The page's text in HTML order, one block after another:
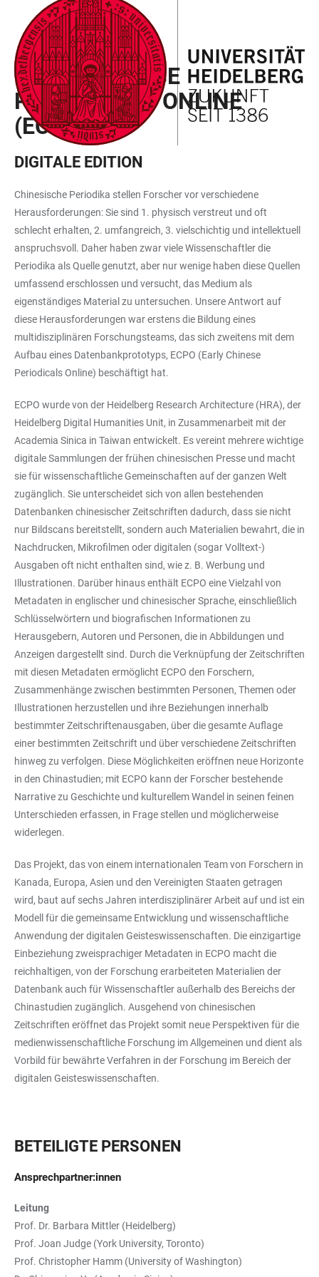
LINKS
ZUR
BARRIEREFREIHEIT
ZUM
HAUPTINHALT
HAUPTNAVIGATION
ÖFFNEN
WEBSEITENSUCHE
ÖFFNEN
EARLY CHINESE
PERIODICALS ONLINE
(ECPO)
DIGITALE EDITION
Chinesische Periodika stellen Forscher vor verschiedene
Herausforderungen: Sie sind 1. physisch verstreut und oft
schlecht erhalten, 2. umfangreich, 3. vielschichtig und intellektuell
anspruchsvoll. Daher haben zwar viele Wissenschaftler die
Periodika als Quelle genutzt, aber nur wenige haben diese Quellen
umfassend erschlossen und versucht, das Medium als
eigenständiges Material zu untersuchen. Unsere Antwort auf
diese Herausforderungen war erstens die Bildung eines
multidisziplinären Forschungsteams, das sich zweitens mit dem
Aufbau eines Datenbankprototyps, ECPO (Early Chinese
Periodicals Online) beschäftigt hat.
ECPO wurde von der Heidelberg Research Architecture (HRA), der
Heidelberg Digital Humanities Unit, in Zusammenarbeit mit der
Academia Sinica in Taiwan entwickelt. Es vereint mehrere wichtige
digitale Sammlungen der frühen chinesischen Presse und macht
sie für wissenschaftliche Gemeinschaften auf der ganzen Welt
zugänglich. Sie unterscheidet sich von allen bestehenden
Datenbanken chinesischer Zeitschriften dadurch, dass sie nicht
nur Bildscans bereitstellt, sondern auch Materialien bewahrt, die in
Nachdrucken, Mikrofilmen oder digitalen (sogar Volltext-)
Ausgaben oft nicht enthalten sind, wie z. B. Werbung und
Illustrationen. Darüber hinaus enthält ECPO eine Vielzahl von
Metadaten in englischer und chinesischer Sprache, einschließlich
Schlüsselwörtern und biografischen Informationen zu
Herausgebern, Autoren und Personen, die in Abbildungen und
Anzeigen dargestellt sind. Durch die Verknüpfung der Zeitschriften
mit diesen Metadaten ermöglicht ECPO den Forschern,
Zusammenhänge zwischen bestimmten Personen, Themen oder
Illustrationen herzustellen und ihre Beziehungen innerhalb
bestimmter Zeitschriftenausgaben, über die gesamte Auflage
einer bestimmten Zeitschrift und über verschiedene Zeitschriften
hinweg zu verfolgen. Diese Möglichkeiten eröffnen neue Horizonte
in den Chinastudien; mit ECPO kann der Forscher bestehende
Narrative zu Geschichte und kulturellem Wandel in seinen feinen
Unterschieden erfassen, in Frage stellen und möglicherweise
widerlegen.
Das Projekt, das von einem internationalen Team von Forschern in
Kanada, Europa, Asien und den Vereinigten Staaten getragen
wird, baut auf sechs Jahren interdisziplinärer Arbeit auf und ist ein
Modell für die gemeinsame Entwicklung und wissenschaftliche
Anwendung der digitalen Geisteswissenschaften. Die einzigartige
Einbeziehung zweisprachiger Metadaten in ECPO macht die
reichhaltigen, von der Forschung erarbeiteten Materialien der
Datenbank auch für Wissenschaftler außerhalb des Bereichs der
Chinastudien zugänglich. Ausgehend von chinesischen
Zeitschriften eröffnet das Projekt somit neue Perspektiven für die
medienwissenschaftliche Forschung im Allgemeinen und dient als
Vorbild für bewährte Verfahren in der Forschung im Bereich der
digitalen Geisteswissenschaften.
BETEILIGTE PERSONEN
Ansprechpartner:innen
Leitung
Prof. Dr. Barbara Mittler (Heidelberg)
Prof. Joan Judge (York University, Toronto)
Prof. Christopher Hamm (University of Washington)